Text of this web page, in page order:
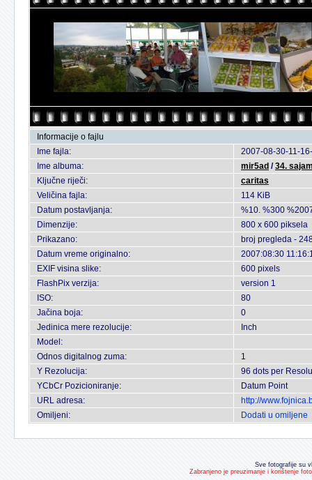
Informacije o fajlu
Ime fajla:
2007-08-30-11-
Ime albuma:
mir5ad /34.
Ključne riječi:
caritas
Veličina fajla:
114 KiB
Datum postavljanja:
%10. %300
Dimenzije:
800 x 600 piksela
Prikazano:
broj pregleda -
Datum vreme originalno:
2007:08:30
EXIF visina slike:
600 pixels
FlashPix verzija:
version 1
ISO:
80
Jačina boja:
0
Jedinica mere rezolucije:
Inch
Model:
Odnos digitalnog zuma:
1
Y Rezolucija:
96 dots per
YCbCr Pozicioniranje:
Datum Point
URL adresa:
http://
Omiljeni:
Dodati u omiljene
Sve fotografije su
Zabranjeno je preuzimanje i korištenje